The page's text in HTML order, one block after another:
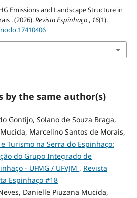
Emissions and Landscape Structure in
. (2026).Revista Espinhaço , 16(1).
by the same author(s)
Gontijo, Solano de Souza Braga,
Marcelino Santos de Morais,
Turismo na Serra do Espinhaço:
do Grupo Integrado de
- UFMG / UFVJM , Revista
Espinhaço #18
Danielle Piuzana Mucida,